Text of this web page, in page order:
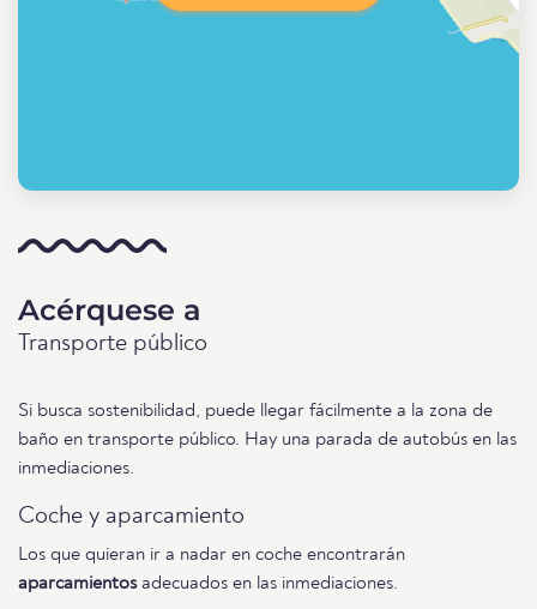
Acérquese a
Transporte público
Si busca sostenibilidad, puede llegar fácilmente a la zona de
baño en transporte público. Hay una parada de autobús en las
inmediaciones.
Coche y aparcamiento
Los que quieran ir a nadar en coche encontrarán
aparcamientosadecuados en las inmediaciones.